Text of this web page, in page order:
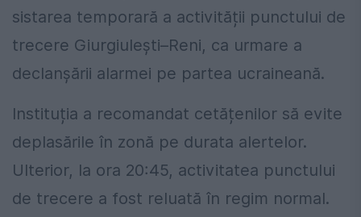
sistarea temporară a activității punctului de
trecere Giurgiulești–Reni, ca urmare a
declanșării alarmei pe partea ucraineană.
Instituția a recomandat cetățenilor să evite
deplasările în zonă pe durata alertelor.
Ulterior, la ora 20:45, activitatea punctului
de trecere a fost reluată în regim normal.